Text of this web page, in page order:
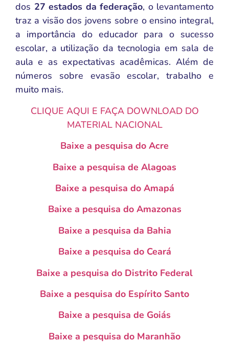
dos 27 estados da federação, o levantamento
traz a visão dos jovens sobre o ensino integral,
a importância do educador para o sucesso
escolar, a utilização da tecnologia em sala de
aula e as expectativas acadêmicas. Além de
números sobre evasão escolar, trabalho e
muito mais.
CLIQUE AQUI E FAÇA DOWNLOAD DO
MATERIAL NACIONAL
Baixe a pesquisa do Acre
Baixe a pesquisa de Alagoas
Baixe a pesquisa do Amapá
Baixe a pesquisa do Amazonas
Baixe a pesquisa da Bahia
Baixe a pesquisa do Ceará
Baixe a pesquisa do Distrito Federal
Baixe a pesquisa do Espírito Santo
Baixe a pesquisa de Goiás
Baixe a pesquisa do Maranhão